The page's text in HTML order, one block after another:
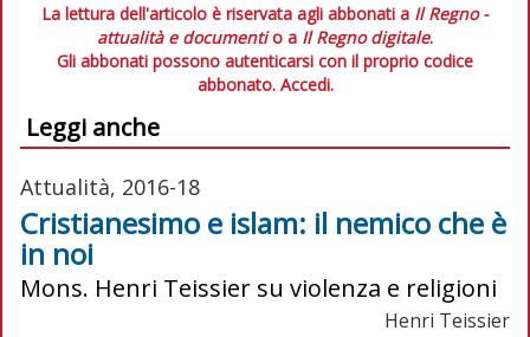
La lettura dell'articolo è riservata agli abbonati a Il Regno -
attualità e documentio a Il Regno digitale.
Gli abbonati possono autenticarsi con il proprio codice
abbonato. Accedi.
Leggi anche
Attualità, 2016-18
Cristianesimo e islam: il nemico che è
in noi
Mons. Henri Teissier su violenza e religioni
Henri Teissier